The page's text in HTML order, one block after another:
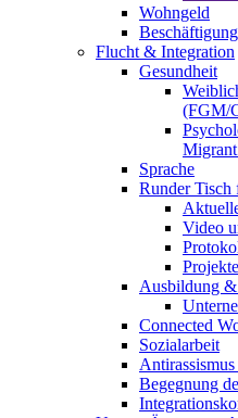
Wohngeld
Flucht & Integration
Gesundheit
(FGM/
Sprache
Runder Tisch
Video
Ausbildung
Connected
Sozialarbeit
Begegnung